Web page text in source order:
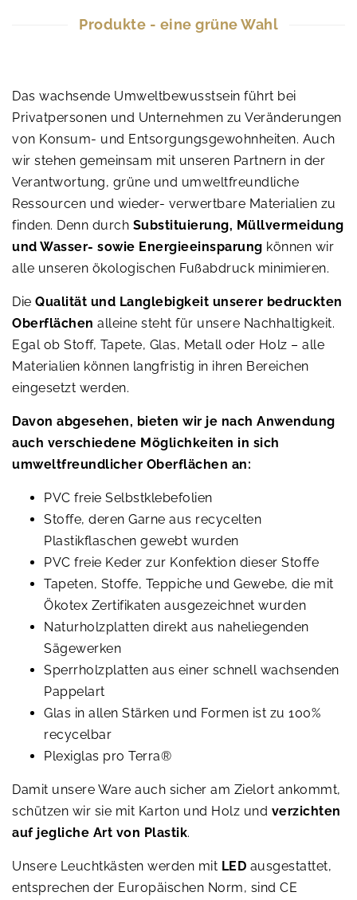
Produkte - eine grüne Wahl
Das wachsende Umweltbewusstsein führt bei
Privatpersonen und Unternehmen zu Veränderungen
von Konsum- und Entsorgungsgewohnheiten. Auch
wir stehen gemeinsam mit unseren Partnern in der
Verantwortung, grüne und umweltfreundliche
Ressourcen und wieder- verwertbare Materialien zu
finden. Denn durch Substituierung, Müllvermeidung
und Wasser- sowie Energieeinsparung können wir
alle unseren ökologischen Fußabdruck minimieren.
Die Qualität und Langlebigkeit unserer bedruckten
Oberflächen alleine steht für unsere Nachhaltigkeit.
Egal ob Stoff, Tapete, Glas, Metall oder Holz – alle
Materialien können langfristig in ihren Bereichen
eingesetzt werden.
Davon abgesehen, bieten wir je nach Anwendung
auch verschiedene Möglichkeiten in sich
umweltfreundlicher Oberflächen an:
PVC freie Selbstklebefolien
Stoffe, deren Garne aus recycelten
Plastikflaschen gewebt wurden
PVC freie Keder zur Konfektion dieser Stoffe
Tapeten, Stoffe, Teppiche und Gewebe, die mit
Ökotex Zertifikaten ausgezeichnet wurden
Naturholzplatten direkt aus naheliegenden
Sägewerken
Sperrholzplatten aus einer schnell wachsenden
Pappelart
Glas in allen Stärken und Formen ist zu 100%
recycelbar
Plexiglas pro Terra®
Damit unsere Ware auch sicher am Zielort ankommt,
schützen wir sie mit Karton und Holz und verzichten
auf jegliche Art von Plastik.
Unsere Leuchtkästen werden mit LED ausgestattet,
entsprechen der Europäischen Norm, sind CE